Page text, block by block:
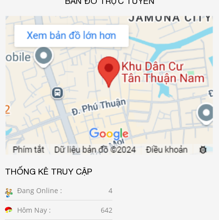
THỐNG KÊ TRUY CẬP
Đang Online : 4
Hôm Nay : 642